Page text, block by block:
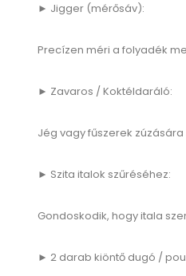
► Jigger (mérősáv):
Precízen méri a folyadék
► Zavaros / Koktéldaráló:
Jég vagy fűszerek zúzására
► Szita italok szűréséhez:
Gondoskodik, hogy itala
► 2 darab kiöntő dugó /